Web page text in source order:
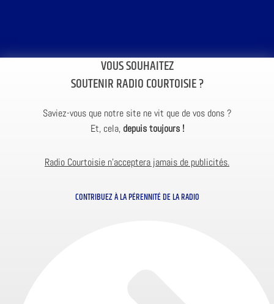
VOUS SOUHAITEZ
SOUTENIR RADIO COURTOISIE ?
Saviez-vous que notre site ne vit que de vos dons ?
Et, cela, depuis toujours !
Radio Courtoisie n’acceptera jamais de publicités.
CONTRIBUEZ À LA PÉRENNITÉ DE LA RADIO